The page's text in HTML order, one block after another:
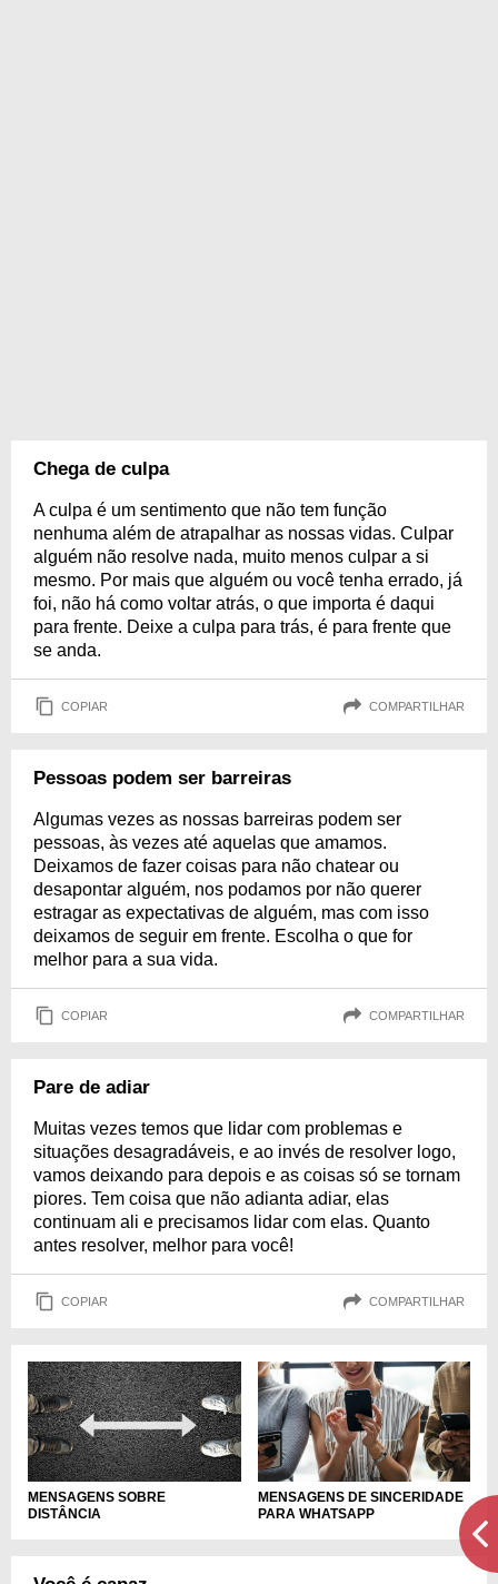
Chega de culpa
A culpa é um sentimento que não tem função
nenhuma além de atrapalhar as nossas vidas. Culpar
alguém não resolve nada, muito menos culpar a si
mesmo. Por mais que alguém ou você tenha errado, já
foi, não há como voltar atrás, o que importa é daqui
para frente. Deixe a culpa para trás, é para frente que
se anda.
COPIAR COMPARTILHAR
Pessoas podem ser barreiras
Algumas vezes as nossas barreiras podem ser
pessoas, às vezes até aquelas que amamos.
Deixamos de fazer coisas para não chatear ou
desapontar alguém, nos podamos por não querer
estragar as expectativas de alguém, mas com isso
deixamos de seguir em frente. Escolha o que for
melhor para a sua vida.
COPIAR COMPARTILHAR
Pare de adiar
Muitas vezes temos que lidar com problemas e
situações desagradáveis, e ao invés de resolver logo,
vamos deixando para depois e as coisas só se tornam
piores. Tem coisa que não adianta adiar, elas
continuam ali e precisamos lidar com elas. Quanto
antes resolver, melhor para você!
COPIAR COMPARTILHAR
MENSAGENS SOBRE
DISTÂNCIA
MENSAGENS DE SINCERIDADE
PARA WHATSAPP